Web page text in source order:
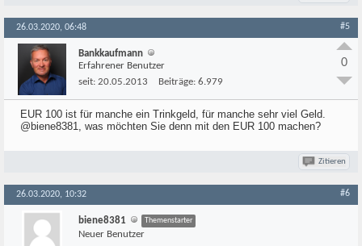
26.03.2020, 06:48 #5
Bankkaufmann
Erfahrener Benutzer
seit: 20.05.2013 Beiträge: 6.979
0
EUR 100 ist für manche ein Trinkgeld, für manche sehr viel Geld.
@biene8381, was möchten Sie denn mit den EUR 100 machen?
Zitieren
26.03.2020, 10:32 #6
biene8381 Themenstarter
Neuer Benutzer